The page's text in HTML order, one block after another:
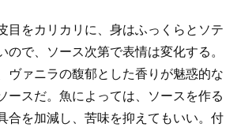
をカリカリに、身はふっくらとソテ
ので、ソース次第で表情は変化する。
ヴァニラの馥郁とした香りが魅惑的な
ースだ。魚によっては、ソースを作る
合を加減し、苦味を抑えてもいい。付